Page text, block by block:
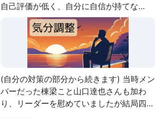
にやり方を聞く」ことなので、まずは意見
を仰ぐのがいいでしょう。
自己評価が低く、自分に自信が持てなくなり、過度な自己批判や否定的な考えが頭から離れなくなり、次の一歩が踏み出せない
(自分の対策の部分から続きます) 当時メン
バーだった棟梁こと山口達也さんも加わ
り、リーダーを慰めていましたが結局四十